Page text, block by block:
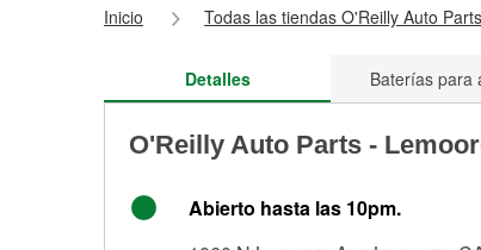
Inicio Todas las tiendas O'Reilly Auto Parts
Detalles Baterías para
O'Reilly Auto Parts -
Abierto hasta las 10pm.